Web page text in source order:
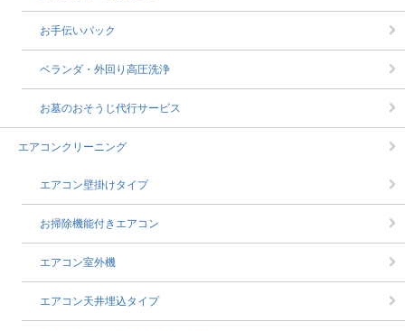
お手伝いパック
ベランダ・外回り高圧洗浄
お墓のおそうじ代行サービス
エアコンクリーニング
エアコン壁掛けタイプ
お掃除機能付きエアコン
エアコン室外機
エアコン天井埋込タイプ